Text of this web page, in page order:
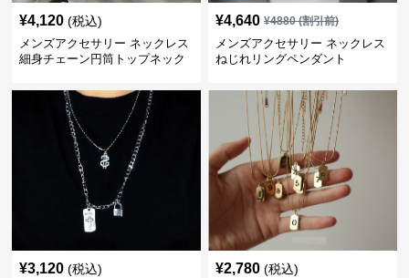
¥4,120 (税込)
メンズアクセサリー ネックレス
細身チェーン円筒トップネック
¥4,640 ¥4880(割引前)
メンズアクセサリー ネックレス
ねじれリングペンダント
¥3,120 (税込) ¥2,780 (税込)